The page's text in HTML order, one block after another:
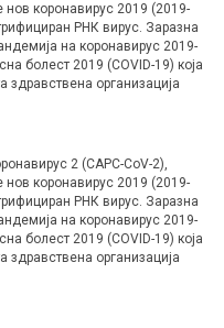
коронавирус 2019 (2019-
РНК вирус. Заразна
на коронавирус 2019-
болест 2019 (COVID-19) која
здравствена организација
2 (САРС-CoV-2),
коронавирус 2019 (2019-
РНК вирус. Заразна
на коронавирус 2019-
болест 2019 (COVID-19) која
здравствена организација